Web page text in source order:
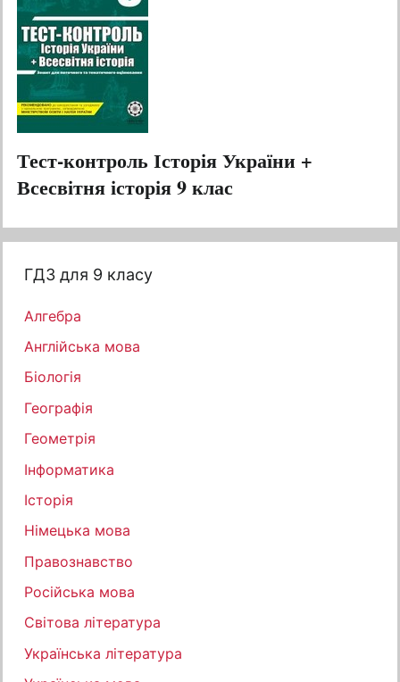
Тест-контроль Історія України +
Всесвітня історія 9 клас
ГДЗ для 9 класу
Алгебра
Англійська мова
Біологія
Географія
Геометрія
Інформатика
Історія
Німецька мова
Правознавство
Російська мова
Світова література
Українська література